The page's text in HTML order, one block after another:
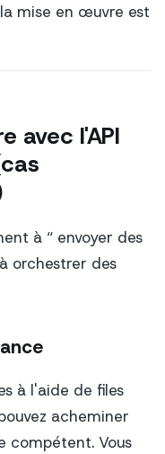
mise en œuvre est
avec l'API
à “ envoyer des
orchestrer des
à l'aide de files
acheminer
compétent. Vous